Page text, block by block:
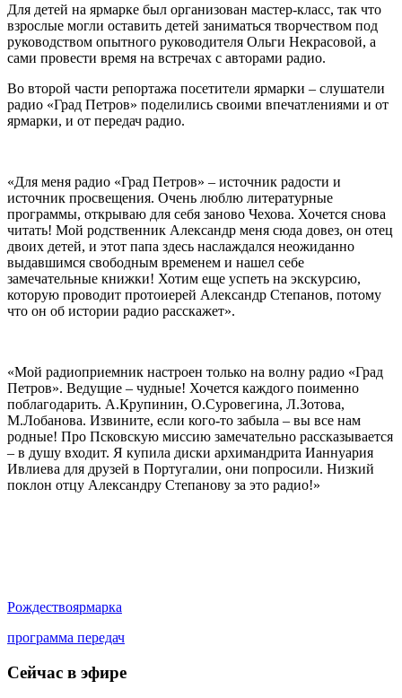
Для детей на ярмарке был организован мастер-класс, так что
взрослые могли оставить детей заниматься творчеством под
руководством опытного руководителя Ольги Некрасовой, а
сами провести время на встречах с авторами радио.
Во второй части репортажа посетители ярмарки – слушатели
радио «Град Петров» поделились своими впечатлениями и от
ярмарки, и от передач радио.
«Для меня радио «Град Петров» – источник радости и
источник просвещения. Очень люблю литературные
программы, открываю для себя заново Чехова. Хочется снова
читать! Мой родственник Александр меня сюда довез, он отец
двоих детей, и этот папа здесь наслаждался неожиданно
выдавшимся свободным временем и нашел себе
замечательные книжки! Хотим еще успеть на экскурсию,
которую проводит протоиерей Александр Степанов, потому
что он об истории радио расскажет».
«Мой радиоприемник настроен только на волну радио «Град
Петров». Ведущие – чудные! Хочется каждого поименно
поблагодарить. А.Крупинин, О.Суровегина, Л.Зотова,
М.Лобанова. Извините, если кого-то забыла – вы все нам
родные! Про Псковскую миссию замечательно рассказывается
– в душу входит. Я купила диски архимандрита Ианнуария
Ивлиева для друзей в Португалии, они попросили. Низкий
поклон отцу Александру Степанову за это радио!»
Рождествоярмарка
программа передач
Сейчас в эфире